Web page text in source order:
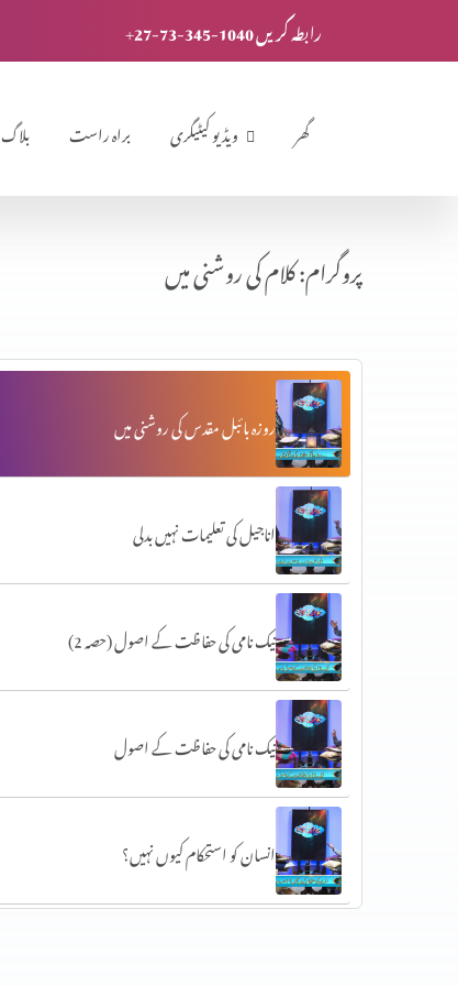
+27-73-345-1040 رابطہ کریں
بلاگ براہ راست ویڈیو کیٹیگری گھر
پروگرام: کلام کی روشنی میں
روزہ بائبل مقدس کی روشنی میں
اناجیل کی تعلیمات نہیں بدلی
نیک نامی کی حفاظت کے اصول (حصہ 2)
نیک نامی کی حفاظت کے اصول
انسان کو استحکام کیوں نہیں؟